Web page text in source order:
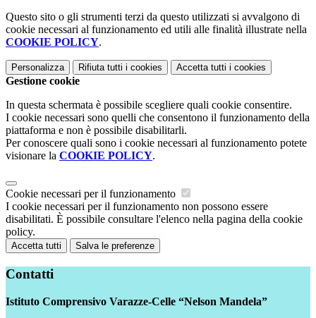
Questo sito o gli strumenti terzi da questo utilizzati si avvalgono di
cookie necessari al funzionamento ed utili alle finalità illustrate nella
COOKIE POLICY.
Personalizza Rifiuta tutti i cookies Accetta tutti i cookies
Gestione cookie
In questa schermata è possibile scegliere quali cookie consentire.
I cookie necessari sono quelli che consentono il funzionamento della
piattaforma e non è possibile disabilitarli.
Per conoscere quali sono i cookie necessari al funzionamento potete
visionare la COOKIE POLICY.
Cookie necessari per il funzionamento
I cookie necessari per il funzionamento non possono essere
disabilitati. È possibile consultare l'elenco nella pagina della cookie
policy.
Accetta tutti Salva le preferenze
Contatti
Istituto Comprensivo Varazze-Celle “Nelson Mandela”